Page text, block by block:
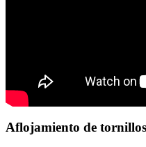
Aflojamiento de